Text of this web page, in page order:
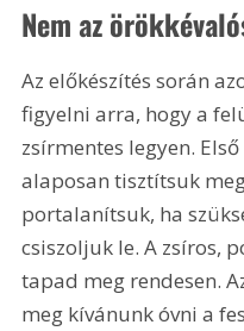
Nem az
Az előkészítés során
figyelni arra, hogy a
zsírmentes legyen.
alaposan tisztítsuk
portalanítsuk, ha
csiszoljuk le. A zsíros,
tapad meg rendesen.
meg kívánunk óvni a